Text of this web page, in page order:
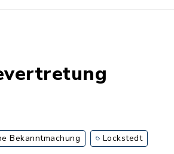
Bekanntmachung Lockstedt